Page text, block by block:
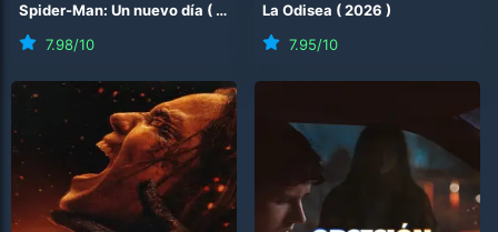
Spider-Man: Un nuevo día ( 2026
7.98/10
La Odisea (2026 )
7.95/10